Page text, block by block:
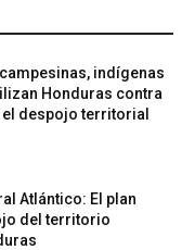
indígenas
Honduras contra
el despojo territorial
Atlántico: El plan
del territorio